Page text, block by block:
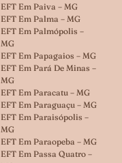
EFT Em Paiva – MG
EFT Em Palma – MG
EFT Em Palmópolis –
MG
EFT Em Papagaios – MG
EFT Em Pará De Minas –
MG
EFT Em Paracatu – MG
EFT Em Paraguaçu – MG
EFT Em Paraisópolis –
MG
EFT Em Paraopeba – MG
EFT Em Passa Quatro –